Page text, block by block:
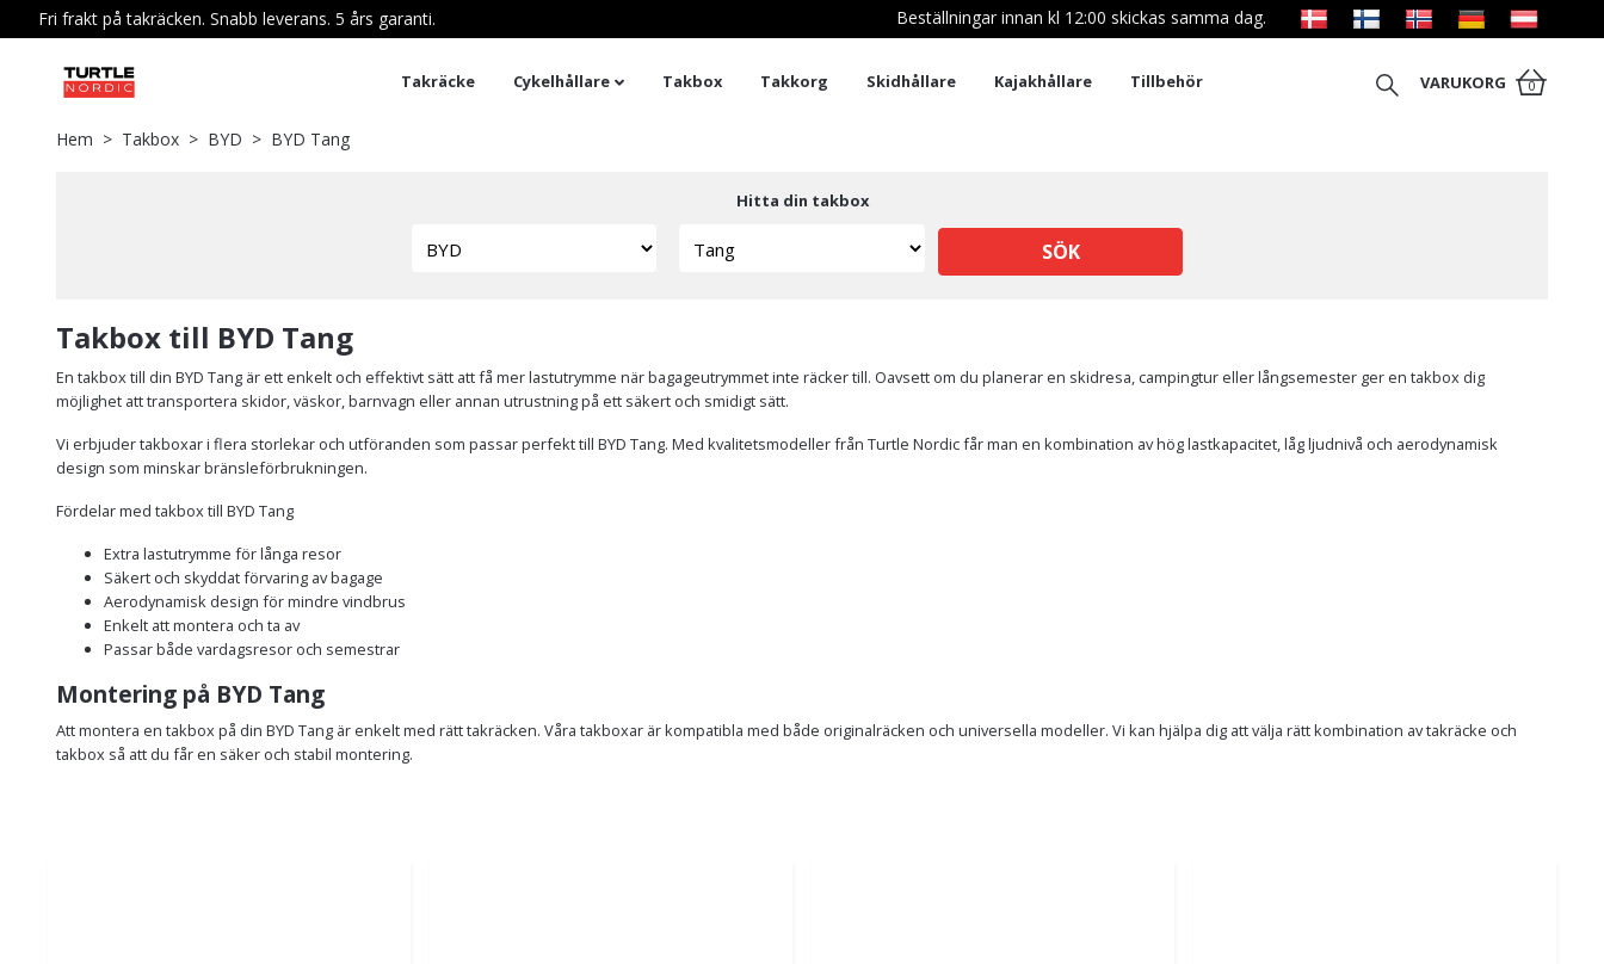
Fri frakt på takräcken. Snabb leverans. 5 års garanti. Beställningar innan kl 12:00 skickas samma dag.
Takräcke Cykelhållare Takbox Takkorg Skidhållare Kajakhållare Tillbehör VARUKORG 0
Hem Takbox BYD BYD Tang
Hitta din takbox
SÖK
Takbox till BYD Tang
En takbox till din BYD Tang är ett enkelt och effektivt sätt att få mer lastutrymme när bagageutrymmet inte räcker till. Oavsett om du planerar en skidresa, campingtur eller långsemester ger en takbox dig
möjlighet att transportera skidor, väskor, barnvagn eller annan utrustning på ett säkert och smidigt sätt.
Vi erbjuder takboxar i flera storlekar och utföranden som passar perfekt till BYD Tang. Med kvalitetsmodeller från Turtle Nordic får man en kombination av hög lastkapacitet, låg ljudnivå och aerodynamisk
design som minskar bränsleförbrukningen.
Fördelar med takbox till BYD Tang
Extra lastutrymme för långa resor
Säkert och skyddat förvaring av bagage
Aerodynamisk design för mindre vindbrus
Enkelt att montera och ta av
Passar både vardagsresor och semestrar
Montering på BYD Tang
Att montera en takbox på din BYD Tang är enkelt med rätt takräcken. Våra takboxar är kompatibla med både originalräcken och universella modeller. Vi kan hjälpa dig att välja rätt kombination av takräcke och
takbox så att du får en säker och stabil montering.